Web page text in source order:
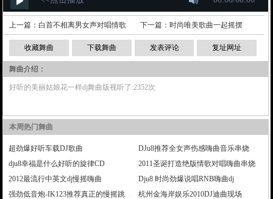
上一篇： 白首不相离男女声对唱情歌 下一篇： 时尚唯美歌曲一起摇摆
收藏舞曲 下载舞曲 发表评论 复址网址
舞曲介绍：
好听的美丽姑娘花一样dj舞曲版视听了:2352次
本周热门舞曲
超劲爆好听车载DJ歌曲
DJu8推荐全女声伤感嗨曲音乐串烧
dju8幸福是什么好听的旋律CD
2011圣诞打造绝版情歌对唱嗨曲串烧
2012最流行中英文dj慢摇嗨曲
Dju8 时尚劲爆说唱RNB嗨曲dj
强劲低音炮-IK123推荐真正的慢摇跳舞大碟
杭州金海岸娱乐2010DJ迪曲现场